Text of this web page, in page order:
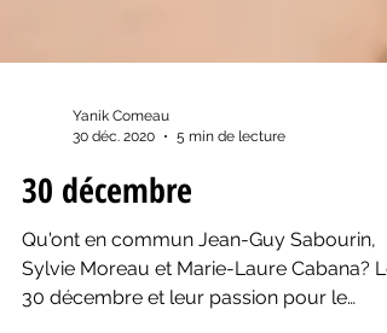
30 déc. 2020
5 min de lecture
30 décembre
Qu'ont en commun Jean-Guy Sabourin,
Sylvie Moreau et Marie-Laure Cabana? Le